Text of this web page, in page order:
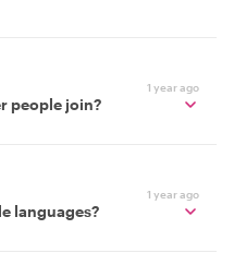
1 year ago
people join?
1 year ago
languages?